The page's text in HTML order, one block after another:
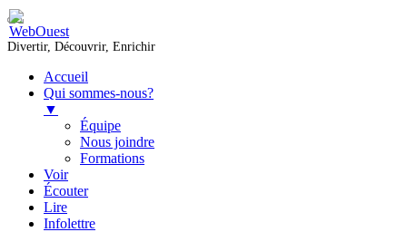
Divertir, Découvrir, Enrichir
Accueil
Qui sommes-nous?
▼
Équipe
Nous joindre
Formations
Voir
Écouter
Lire
Infolettre